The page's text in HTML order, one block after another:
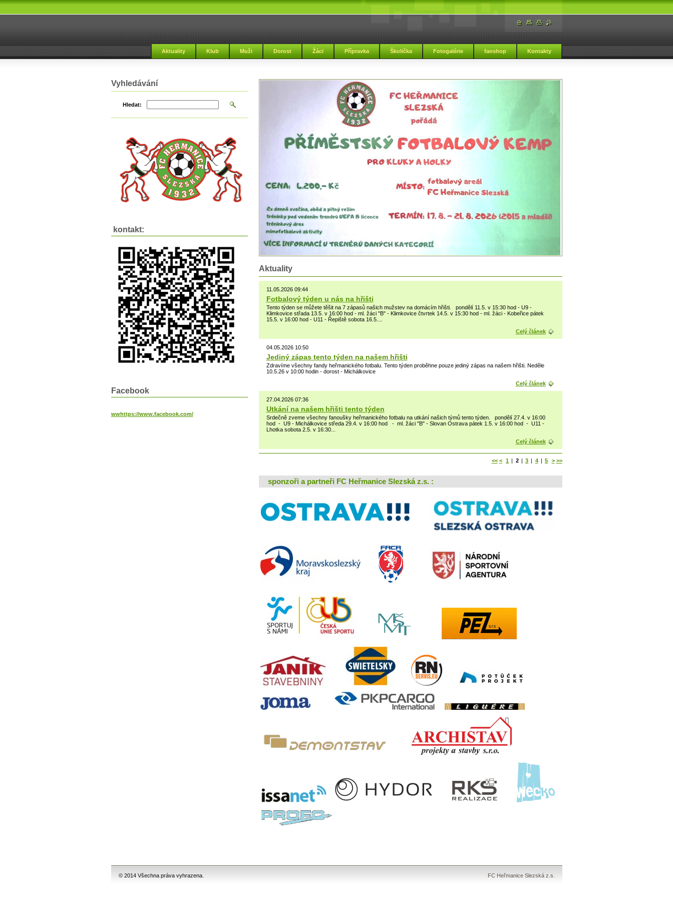
Aktuality Klub Muži Dorost Žáci Přípravka Školička Fotogalérie fanshop Kontakty
Aktuality
11.05.2026 09:44
Fotbalový týden u nás na hřišti
Tento týden se můžete těšit na 7 zápasů našich mužstev na domácím hřišti. pondělí 11.5. v 15:30 hod - U9 -
Klimkovice střada 13.5. v 16:00 hod - ml. žáci "B" - Klimkovice čtvrtek 14.5. v 15:30 hod - ml. žáci - Kobeřice pátek
15.5. v 16:00 hod - U11 - Řepiště sobota 16.5....
Celý článek
04.05.2026 10:50
Jediný zápas tento týden na našem hřišti
Zdravíme všechny fandy heřmanického fotbalu. Tento týden proběhne pouze jediný zápas na našem hřišti. Neděle
10.5.26 v 10:00 hodin - dorost - Michálkovice
Celý článek
27.04.2026 07:36
Utkání na našem hřišti tento týden
Srdečně zveme všechny fanoušky heřmanického fotbalu na utkání našich týmů tento týden. pondělí 27.4. v 16:00
hod - U9 - Michálkovice středa 29.4. v 16:00 hod - ml. žáci "B" - Slovan Ostrava pátek 1.5. v 16:00 hod - U11 -
Lhotka sobota 2.5. v 16:30...
Celý článek
<< < 1 | 2 | 3 | 4 | 5 > >>
sponzoři a partneři FC Heřmanice Slezská z.s. :
Vyhledávání
Hledat:
kontakt:
Facebook
wwhttps://www.facebook.com/
© 2014 Všechna práva vyhrazena. FC Heřmanice Slezská z.s.